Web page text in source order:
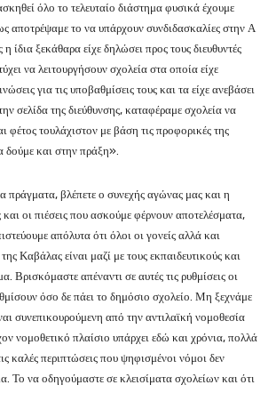
όλο το τελευταίο διάστημα φυσικά έχουμε
αποτρέψαμε το να υπάρχουν συνδιδασκαλίες στην Α
ίδια ξεκάθαρα είχε δηλώσει προς τους διευθυντές
να λειτουργήσουν σχολεία στα οποία είχε
για τις υποβαθμίσεις τους και τα είχε ανεβάσει
σελίδα της διεύθυνσης, καταφέραμε σχολεία να
φέτος τουλάχιστον με βάση τις προφορικές της
δούμε και στην πράξη».
πράγματα, βλέπετε ο συνεχής αγώνας μας και η
οι πιέσεις που ασκούμε φέρνουν αποτελέσματα,
απόλυτα ότι όλοι οι γονείς αλλά και
Καβάλας είναι μαζί με τους εκπαιδευτικούς και
Βρισκόμαστε απέναντι σε αυτές τις ρυθμίσεις οι
όσο δε πάει το δημόσιο σχολείο. Μη ξεχνάμε
συνεπικουρούμενη από την αντιλαϊκή νομοθεσία
νομοθετικό πλαίσιο υπάρχει εδώ και χρόνια, πολλά
καλές περιπτώσεις που ψηφισμένοι νόμοι δεν
Το να οδηγούμαστε σε κλεισίματα σχολείων και ότι